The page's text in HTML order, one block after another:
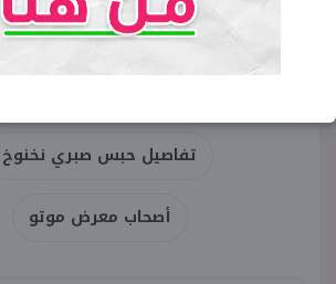
مشاجرة صبري نخنوخ التجمع
تفاصيل حبس صبري نخنوخ
أصحاب معرض موتو